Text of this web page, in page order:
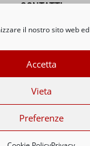
il nostro sito web
Accetta
Vieta
Preferenze
CONTATTI
Valsangiacomo|
WIKI